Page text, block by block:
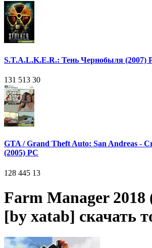
S.T.A.L.K.E.R.: Тень Чернобыля (2007)
131 513 30
GTA / Grand Theft Auto: San Andreas -
(2005) PC
128 445 13
Farm Manager 2018
[by xatab] скачать